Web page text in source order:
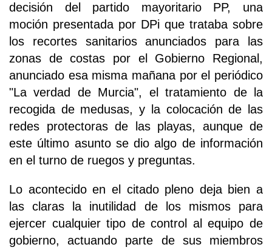
decisión del partido mayoritario PP, una
moción presentada por DPi que trataba sobre
los recortes sanitarios anunciados para las
zonas de costas por el Gobierno Regional,
anunciado esa misma mañana por el periódico
"La verdad de Murcia", el tratamiento de la
recogida de medusas, y la colocación de las
redes protectoras de las playas, aunque de
este último asunto se dio algo de información
en el turno de ruegos y preguntas.
Lo acontecido en el citado pleno deja bien a
las claras la inutilidad de los mismos para
ejercer cualquier tipo de control al equipo de
gobierno, actuando parte de sus miembros